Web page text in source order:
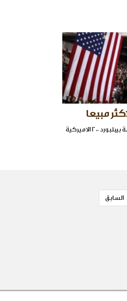
مبيعا
صدرت اللائحة الجديدة لقائمة بيبلبورد ٢٠٠ الاميركية
السابق